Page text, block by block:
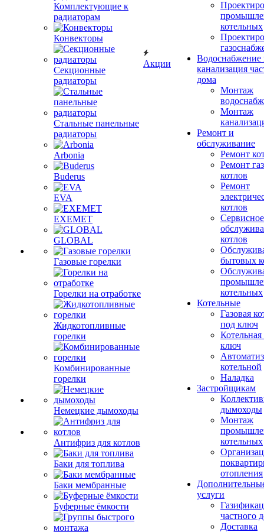
Комплектующие к
радиаторам
Конвекторы
Секционные
радиаторы
Стальные панельные
радиаторы
Arbonia
Buderus
EVA
EXEMET
GLOBAL
Газовые горелки
Горелки на отработке
Жидкотопливные
горелки
Комбинированные
горелки
Немецкие дымоходы
Антифриз для котлов
Баки для топлива
Баки мембранные
Буферные ёмкости
Акции
котельных
Водоснабжение
канализация
дома
Монтаж
Монтаж
Ремонт и
обслуживание
Ремонт
Ремонт
котлов
Ремонт
котлов
Сервисное
котлов
бытовых
котельных
Котельные
Газовая
под ключ
ключ
котельной
Наладка
Застройщикам
дымоходы
Монтаж
котельных
отопления
услуги
частного
Доставка